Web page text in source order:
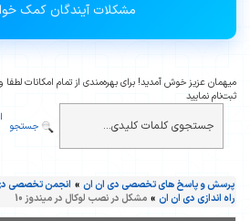
مشکلات آیندگان کمک
میهمان عزیز خوش آمدید! برای بهره‌مندی از تمام امکانات
ثبت‌نام نمایید
جستجو
پرسش و پاسخ های تخصصی دی ان ان » انجمن تخصصی
راه اندازی دی ان ان » مشکل در نصب لوکال در میندوز 10